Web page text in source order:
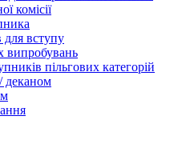
комісії
для вступу
випробувань
пільгових категорій
деканом